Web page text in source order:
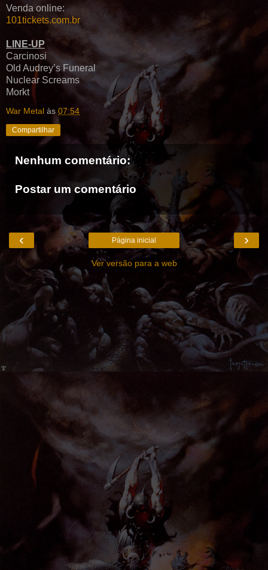
Venda online:
101tickets.com.br
LINE-UP
Carcinosi
Old Audrey’s Funeral
Nuclear Screams
Morkt
War Metal às 07:54
Compartilhar
Nenhum comentário:
Postar um comentário
‹ ›
Página inicial
Ver versão para a web